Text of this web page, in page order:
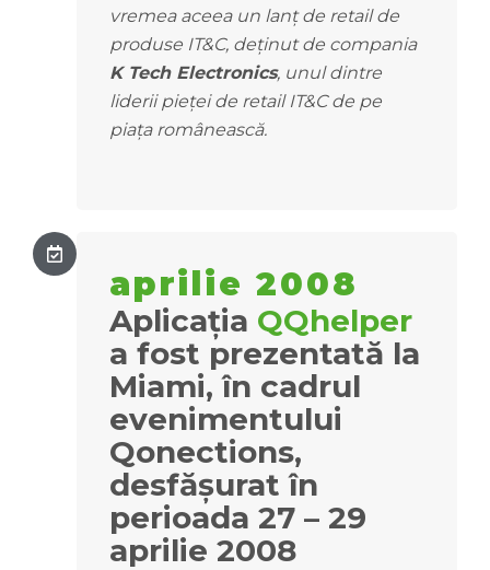
vremea aceea un lanț de retail de
produse IT&C, deținut de compania
K Tech Electronics, unul dintre
liderii pieței de retail IT&C de pe
piața românească.
aprilie 2008
Aplicația QQhelper
a fost prezentată la
Miami, în cadrul
evenimentului
Qonections,
desfășurat în
perioada 27 – 29
aprilie 2008